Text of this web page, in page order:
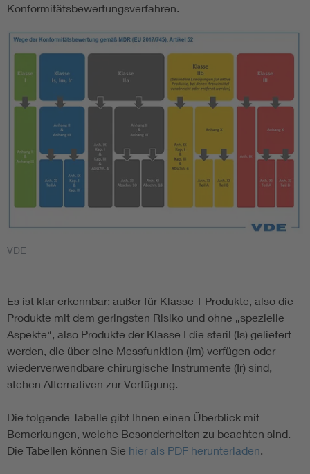
Konformitätsbewertungsverfahren.
VDE
Es ist klar erkennbar: außer für Klasse-I-Produkte, also die
Produkte mit dem geringsten Risiko und ohne „spezielle
Aspekte“, also Produkte der Klasse I die steril (Is) geliefert
werden, die über eine Messfunktion (Im) verfügen oder
wiederverwendbare chirurgische Instrumente (Ir) sind,
stehen Alternativen zur Verfügung.
Die folgende Tabelle gibt Ihnen einen Überblick mit
Bemerkungen, welche Besonderheiten zu beachten sind.
Die Tabellen können Sie hier als PDF herunterladen.